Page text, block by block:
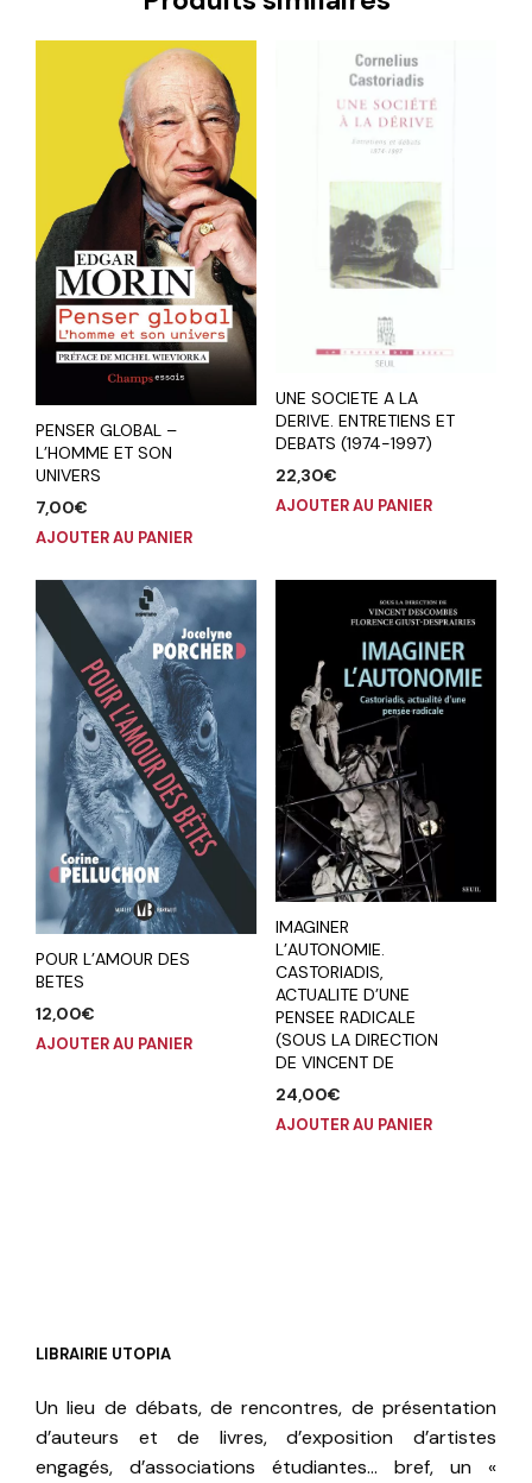
PENSER GLOBAL –
L’HOMME ET SON
UNIVERS
7,00€
AJOUTER AU PANIER
UNE SOCIETE A LA
DERIVE. ENTRETIENS ET
DEBATS (1974-1997)
22,30€
AJOUTER AU PANIER
POUR L’AMOUR DES
BETES
12,00€
AJOUTER AU PANIER
IMAGINER
L’AUTONOMIE.
CASTORIADIS,
ACTUALITE D’UNE
PENSEE RADICALE
(SOUS LA DIRECTION
DE VINCENT DE
24,00€
AJOUTER AU PANIER
LIBRAIRIE UTOPIA
Un lieu de débats, de rencontres, de présentation
d’auteurs et de livres, d’exposition d’artistes
engagés, d’associations étudiantes… bref, un «